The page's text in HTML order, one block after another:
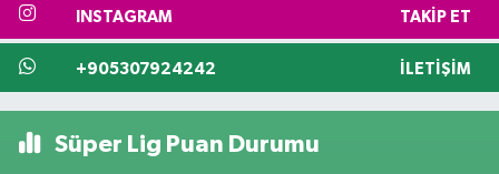
INSTAGRAM TAKIP ET
+905307924242 İLETIŞIM
Süper Lig Puan Durumu